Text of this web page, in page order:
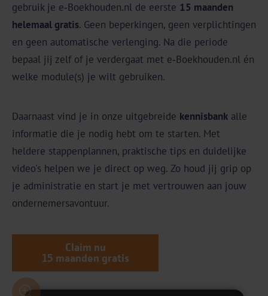
gebruik je e‑Boekhouden.nl de eerste 15 maanden
helemaal gratis. Geen beperkingen, geen verplichtingen
en geen automatische verlenging. Na die periode
bepaal jij zelf of je verdergaat met e‑Boekhouden.nl én
welke module(s) je wilt gebruiken.
Daarnaast vind je in onze uitgebreide kennisbank alle
informatie die je nodig hebt om te starten. Met
heldere stappenplannen, praktische tips en duidelijke
video's helpen we je direct op weg. Zo houd jij grip op
je administratie en start je met vertrouwen aan jouw
ondernemersavontuur.
Claim nu
15 maanden gratis